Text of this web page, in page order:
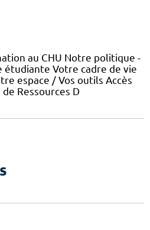
au CHU Notre politique -
Votre cadre de vie
espace / Vos outils Accès
Ressources D